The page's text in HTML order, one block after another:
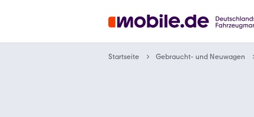
Startseite Gebraucht- und Neuwagen